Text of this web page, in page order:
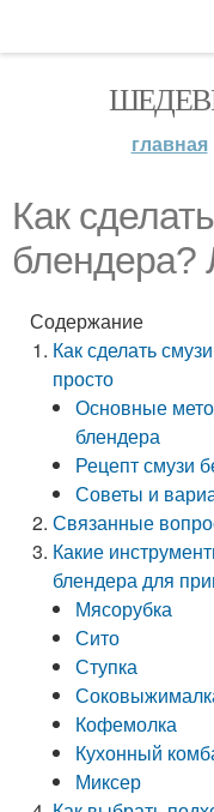
главная
Как
блендера?
Содержание
Как сделать
просто
Основные
блендера
Рецепт смузи
Советы и
Связанные
Какие
блендера для
Мясорубка
Сито
Ступка
Кофемолка
Кухонный
Миксер